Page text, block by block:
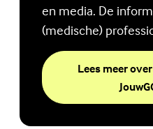
en media. De
(medische)
Lees meer